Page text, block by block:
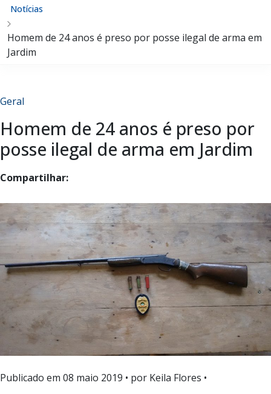
Notícias
Homem de 24 anos é preso por posse ilegal de arma em
Jardim
Geral
Homem de 24 anos é preso por
posse ilegal de arma em Jardim
Compartilhar:
Publicado em 08 maio 2019 • por Keila Flores •